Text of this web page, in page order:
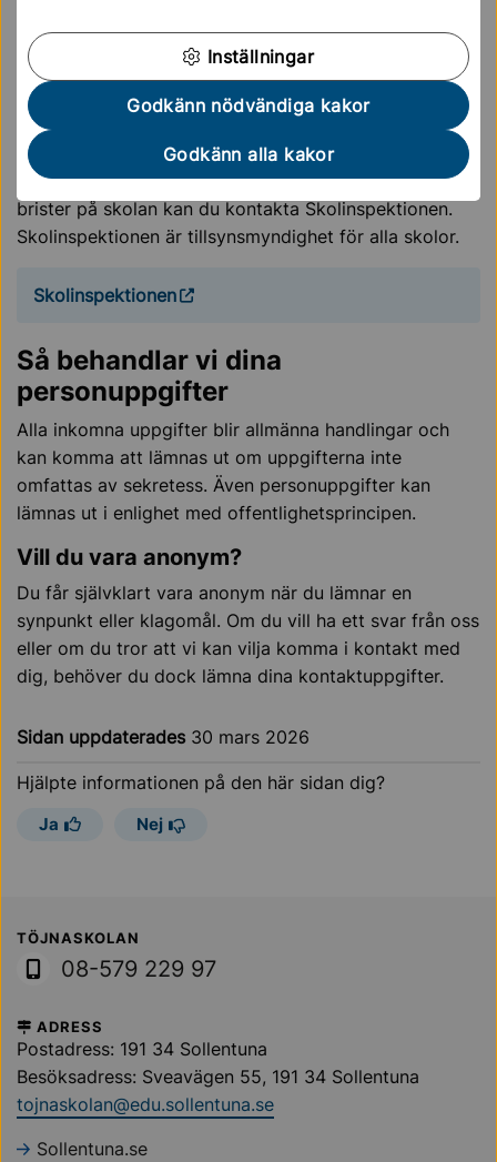
Inställningar
Godkänn nödvändiga kakor
Godkänn alla kakor
Sollentuna.
3. Vänd dig i tredje hand till
Skolinspektionen
Om du inte är nöjd med kommunens hantering av ditt
klagomål och om du anser att det fortfarande finns
brister på skolan kan du kontakta Skolinspektionen.
Skolinspektionen är tillsynsmyndighet för alla skolor.
Skolinspektionen
Så behandlar vi dina
personuppgifter
Alla inkomna uppgifter blir allmänna handlingar och
kan komma att lämnas ut om uppgifterna inte
omfattas av sekretess. Även personuppgifter kan
lämnas ut i enlighet med offentlighetsprincipen.
Vill du vara anonym?
Du får självklart vara anonym när du lämnar en
synpunkt eller klagomål. Om du vill ha ett svar från oss
eller om du tror att vi kan vilja komma i kontakt med
dig, behöver du dock lämna dina kontaktuppgifter.
Sidan uppdaterades 30 mars 2026
Hjälpte informationen på den här sidan dig?
Ja Nej
Sollentuna Kommun
TÖJNASKOLAN
08-579 229 97
ADRESS
Postadress: 191 34 Sollentuna
Besöksadress: Sveavägen 55, 191 34 Sollentuna
tojnaskolan@edu.sollentuna.se
Sollentuna.se